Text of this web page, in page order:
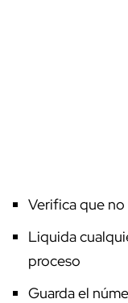
Verifica que
Liquida
proceso
Guarda el